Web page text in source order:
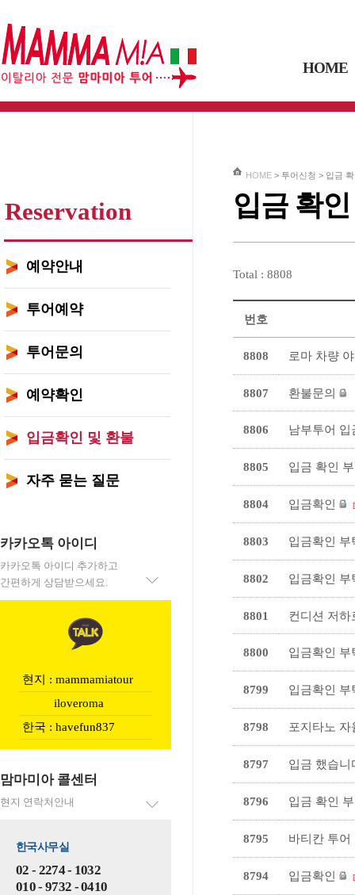
HOME
Reservation
예약안내
투어예약
투어문의
예약확인
입금확인 및 환불
자주 묻는 질문
카카오톡 아이디
카카오톡 아이디 추가하고
간편하게 상담받으세요.
현지 : mammamiatour
iloveroma
한국 : havefun837
맘마미아 콜센터
현지 연락처안내
한국사무실
02 - 2274 - 1032
010 - 9732 - 0410
HOME > 투어신청 > 입금
입금 확
Total : 8808
번호
8808 로마 차량
8807 환불문의
8806 남부투어
8805 입금 확인
8804 입금확인
8803 입금확인
8802 입금확인
8801 컨디션 저
8800 입금확인
8799 입금확인
8798 포지타노
8797 입금 했습
8796 입금 확인
8795 바티칸 투
8794 입금확인